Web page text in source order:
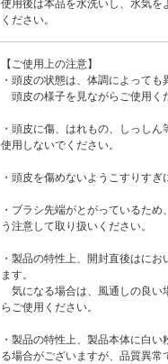
使用後は本品を水洗いし、水気を
ください。
【ご使用上の注意】
・頭皮の状態は、体調によっても
頭皮の様子を見ながらご使用く
・頭皮に傷、はれもの、しっしん
使用しないでください。
・頭皮を傷めないようこすりすぎ
・ブラシ先端がとがっているため
う注意して取り扱いください。
・製品の特性上、開封直後はにお
ます。
気になる場合は、風通しの良い
らご使用ください。
・製品の特性上、製品本体に白
る場合がございますが、品質異常